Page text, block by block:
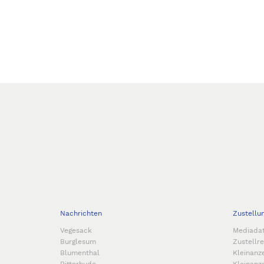
Nachrichten
Vegesack
Burglesum
Blumenthal